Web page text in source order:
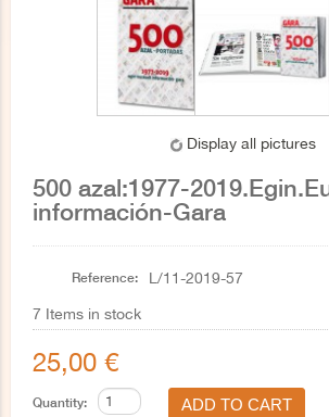
Display all pictures
500 azal:1977-
información-Gara
Reference: L/11-2019-57
7 Items in stock
25,00 €
Quantity: